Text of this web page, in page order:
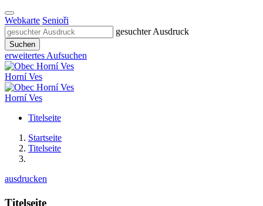
Webkarte Senioři
gesuchter Ausdruck
Suchen
erweitertes Aufsuchen
Horní Ves
Horní Ves
Titelseite
Startseite
Titelseite
ausdrucken
Titelseite